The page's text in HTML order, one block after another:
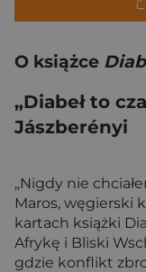
O książce
„Diabeł to
Jászberényi
„Nigdy nie
Maros, węgierski
kartach książki
Afrykę i Bliski
gdzie konflikt